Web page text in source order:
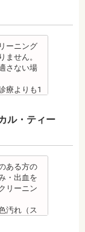
関節症を
す。噛み
ストレス
かりと状
感、吐き
師の指示
大きくあ
解の相違
ださい。
「歯根吸
った場
りも治療
てリスク
が行えな
る必要が
の歯科で
。
かみ合わ
せが悪く
がありま
で、口が
出る顎関
律神経失
原因の場
他
。治療終
ッシング
歯や歯周
矯正治療
り受けて
てリスク
役立ちま
性があり
、肩こり
上に人工
やす手術
ります。
メインテ
物である
んが、日
ります。
。インプ
定期検診
は受けら
インプラ
質等を治
ある方、
くださ
費用が高
であり強
でも欠け
がある方
。
る方は、
業
ーニング
ません。
さない場
療よりも1
「クリー
書いてい
が用いられ
っては歯
場合もあ
しょう。
日坂充
ル・ティー
ある方の
・出血を
リーニン
汚れ（ス